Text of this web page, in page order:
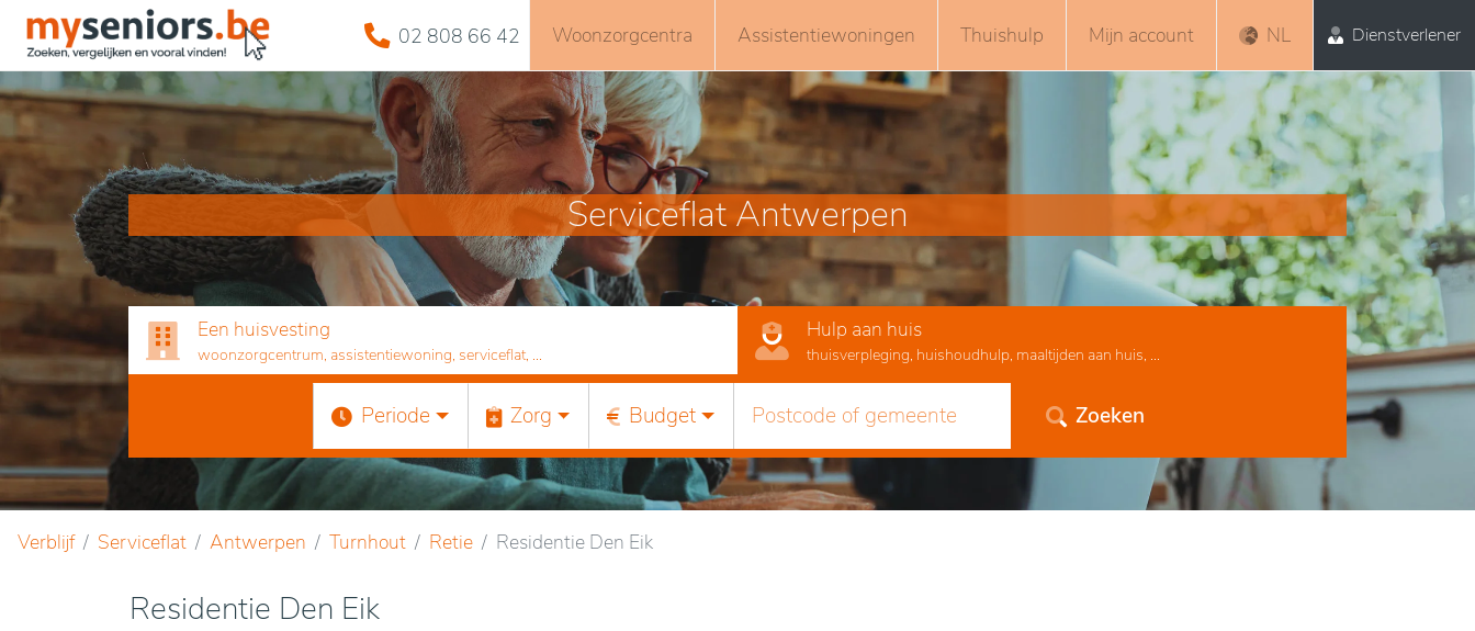
02 808 66 42 Woonzorgcentra Assistentiewoningen Thuishulp Mijn account NL Dienstverlener
Serviceflat Antwerpen
Een huisvesting
woonzorgcentrum, assistentiewoning, serviceflat, ...
Hulp aan huis
thuisverpleging, huishoudhulp, maaltijden aan huis, ...
Periode Zorg Budget Zoeken
Verblijf Serviceflat Antwerpen Turnhout Retie Residentie Den Eik
Residentie Den Eik